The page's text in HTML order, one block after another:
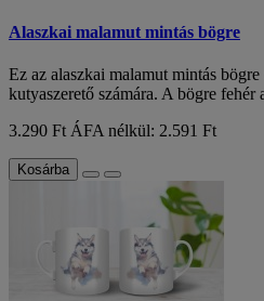
Alaszkai malamut mintás bögre
Ez az alaszkai malamut mintás
kutyaszerető számára. A bögre fehér
3.290 Ft ÁFA nélkül: 2.591 Ft
Kosárba